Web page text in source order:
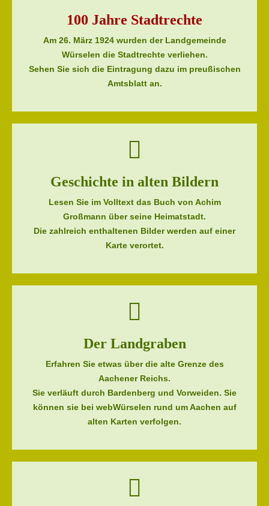
100 Jahre Stadtrechte
Am 26. März 1924 wurden der Landgemeinde
Würselen die Stadtrechte verliehen.
Sehen Sie sich die Eintragung dazu im preußischen
Amtsblatt an.
Geschichte in alten Bildern
Lesen Sie im Volltext das Buch von Achim
Großmann über seine Heimatstadt.
Die zahlreich enthaltenen Bilder werden auf einer
Karte verortet.
Der Landgraben
Erfahren Sie etwas über die alte Grenze des
Aachener Reichs.
Sie verläuft durch Bardenberg und Vorweiden. Sie
können sie bei webWürselen rund um Aachen auf
alten Karten verfolgen.